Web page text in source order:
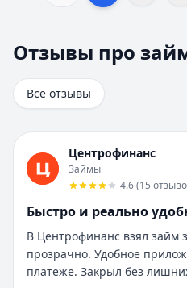
Всего отзывов на странице:8
Быстро получил и доволен
Рейтинг:5
Город:Екатеринбург
Дата:28 октября 2025 г.
Взял займ в Турбозайм
Помогли быстро и без
Рейтинг:5
Организация:Бюджет
Город:Санкт-Петербург
Дата:28 октября 2025 г.
Отзывы про
Все отзывы
Центрофинанс
Займы
4.6(15
Быстро и реально
В Центрофинанс взял займ
прозрачно. Удобное
платеже. Закрыл без